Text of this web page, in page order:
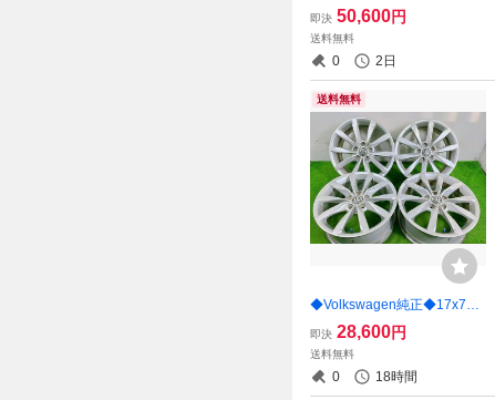
mmナット外車◆ 18x8J +35
5穴 112 中古 アルミホイ
ール 4本【宮城発 送料無料】
MYG-B16015
即決 50,600円
送料無料
0 2日
送料無料
◆Volkswagen純正◆17x7J +
49 5穴112PCD 中古アルミ
ホイール 4本 【宮城発 送料
無料】MYG-C17354
即決 28,600円
送料無料
0 18時間